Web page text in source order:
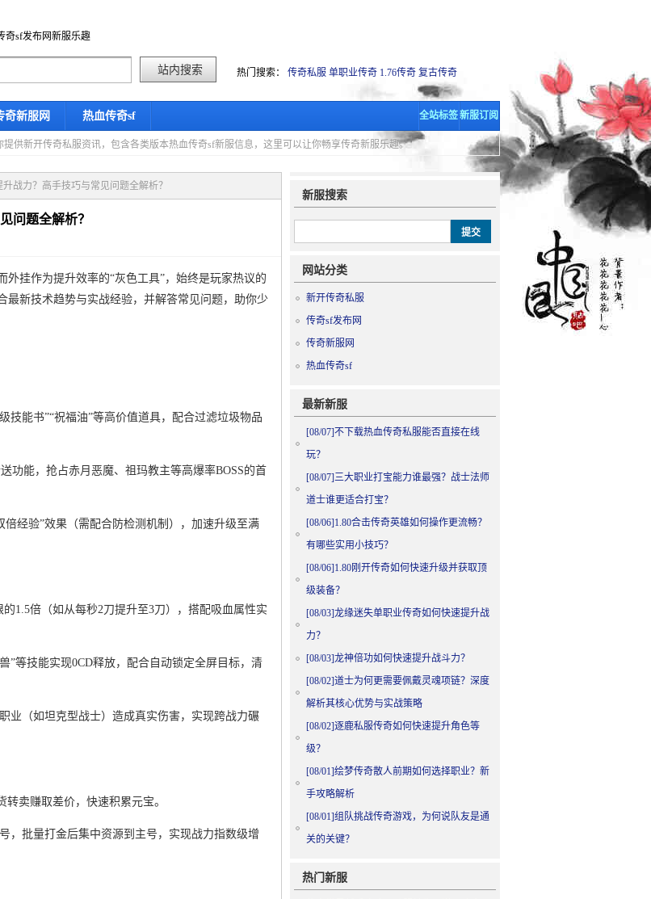
奇sf发布网新服乐趣
热门搜索： 传奇私服 单职业传奇 1.76传奇 复古传奇
奇新服网 热血传奇sf 全站标签新服订阅
供新开传奇私服资讯，包含各类版本热血传奇sf新服信息，这里可以让你畅享传奇新服乐趣。
战力？高手技巧与常见问题全解析？
问题全解析？
挂作为提升效率的“灰色工具”，始终是玩家热议的
新技术趋势与实战经验，并解答常见问题，助你少
技能书”“祝福油”等高价值道具，配合过滤垃圾物品
功能，抢占赤月恶魔、祖玛教主等高爆率BOSS的首
经验”效果（需配合防检测机制），加速升级至满
1.5倍（如从每秒2刀提升至3刀），搭配吸血属性实
”等技能实现0CD释放，配合自动锁定全屏目标，清
业（如坦克型战士）造成真实伤害，实现跨战力碾
卖赚取差价，快速积累元宝。
，批量打金后集中资源到主号，实现战力指数级增
新服搜索
网站分类
新开传奇私服
传奇sf发布网
传奇新服网
热血传奇sf
最新新服
[08/07]不下载热血传奇私服能否直接在线
玩？
[08/07]三大职业打宝能力谁最强？战士法师
道士谁更适合打宝？
[08/06]1.80合击传奇英雄如何操作更流畅？
有哪些实用小技巧？
[08/06]1.80刚开传奇如何快速升级并获取顶
级装备？
[08/03]龙缘迷失单职业传奇如何快速提升战
力？
[08/03]龙神倍功如何快速提升战斗力？
[08/02]道士为何更需要佩戴灵魂项链？深度
解析其核心优势与实战策略
[08/02]逐鹿私服传奇如何快速提升角色等
级？
[08/01]绘梦传奇散人前期如何选择职业？新
手攻略解析
[08/01]组队挑战传奇游戏，为何说队友是通
关的关键？
热门新服